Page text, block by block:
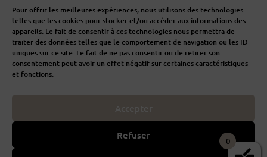
Pour offrir les meilleures expériences, nous utilisons des technologies
telles que les cookies pour stocker et/ou accéder aux informations des
appareils. Le fait de consentir à ces technologies nous permettra de
traiter des données telles que le comportement de navigation ou les ID
uniques sur ce site. Le fait de ne pas consentir ou de retirer son
consentement peut avoir un effet négatif sur certaines caractéristiques
et fonctions.
Refuser
Informations
Aide
a
e
n
t
POUR VOTRE SANTÉ, MANGEZ 5 FRUITS ET LÉGUMES PAR JOUR
0